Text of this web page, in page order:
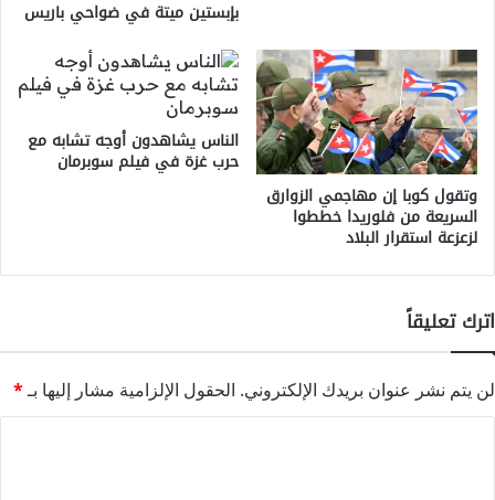
بإبستين ميتة في ضواحي باريس
وتقول كوبا إن مهاجمي الزوارق
السريعة من فلوريدا خططوا
لزعزعة استقرار البلاد
الناس يشاهدون أوجه تشابه مع
حرب غزة في فيلم سوبرمان
اترك تعليقاً
لن يتم نشر عنوان بريدك الإلكتروني. الحقول الإلزامية مشار إليها بـ*